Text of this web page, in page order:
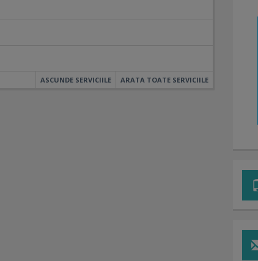
ARATA TOATE SERVICIILE
ASCUNDE SERVICIILE